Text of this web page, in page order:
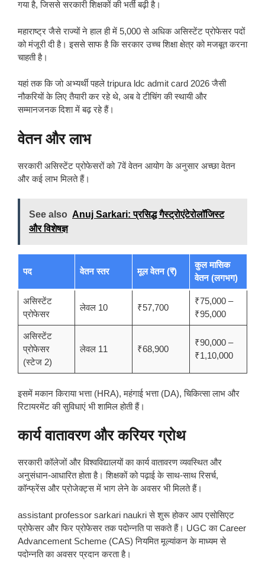
गया है, जिससे सरकारी शिक्षकों की भर्ती बढ़ी है।
महाराष्ट्र जैसे राज्यों ने हाल ही में 5,000 से अधिक असिस्टेंट प्रोफेसर पदों
को मंजूरी दी है। इससे साफ है कि सरकार उच्च शिक्षा क्षेत्र को मजबूत करना
चाहती है।
यहां तक कि जो अभ्यर्थी पहले tripura ldc admit card 2026 जैसी
नौकरियों के लिए तैयारी कर रहे थे, अब वे टीचिंग की स्थायी और
सम्मानजनक दिशा में बढ़ रहे हैं।
वेतन और लाभ
सरकारी असिस्टेंट प्रोफेसरों को 7वें वेतन आयोग के अनुसार अच्छा वेतन
और कई लाभ मिलते हैं।
See also Anuj Sarkari: प्रसिद्ध गैस्ट्रोएंटेरोलॉजिस्ट
और विशेषज्ञ
पद वेतन स्तर मूल वेतन (₹)
कुल मासिक
वेतन (लगभग)
असिस्टेंट
प्रोफेसर
लेवल 10 ₹57,700
₹75,000 –
₹95,000
असिस्टेंट
प्रोफेसर
(स्टेज 2)
लेवल 11 ₹68,900
₹90,000 –
₹1,10,000
इसमें मकान किराया भत्ता (HRA), महंगाई भत्ता (DA), चिकित्सा लाभ और
रिटायरमेंट की सुविधाएं भी शामिल होती हैं।
कार्य वातावरण और करियर ग्रोथ
सरकारी कॉलेजों और विश्वविद्यालयों का कार्य वातावरण व्यवस्थित और
अनुसंधान-आधारित होता है। शिक्षकों को पढ़ाई के साथ-साथ रिसर्च,
कॉन्फ्रेंस और प्रोजेक्ट्स में भाग लेने के अवसर भी मिलते हैं।
assistant professor sarkari naukri से शुरू होकर आप एसोसिएट
प्रोफेसर और फिर प्रोफेसर तक पदोन्नति पा सकते हैं। UGC का Career
Advancement Scheme (CAS) नियमित मूल्यांकन के माध्यम से
पदोन्नति का अवसर प्रदान करता है।